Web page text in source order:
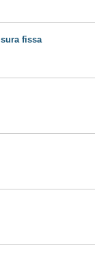
fissa